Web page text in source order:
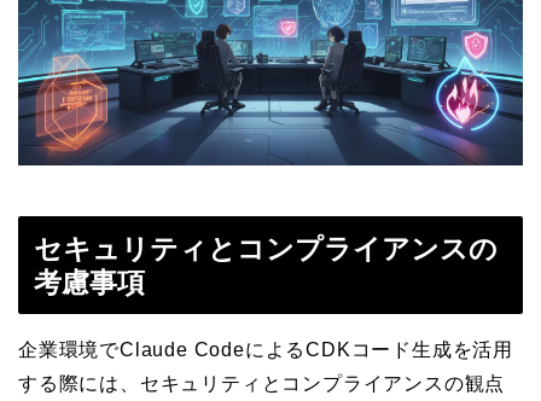
セキュリティとコンプライアンスの
考慮事項
企業環境でClaude CodeによるCDKコード生成を活用
する際には、セキュリティとコンプライアンスの観点